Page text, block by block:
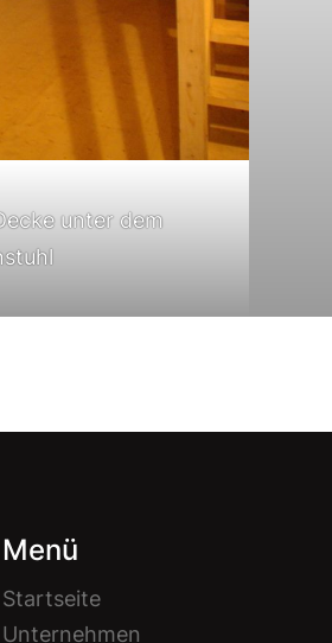
unter dem
Menü
Startseite
Unternehmen